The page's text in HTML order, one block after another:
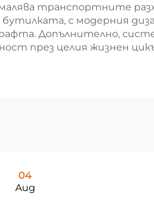
транспортните
с модерния
Допълнително,
през целия жизнен
04
Aug